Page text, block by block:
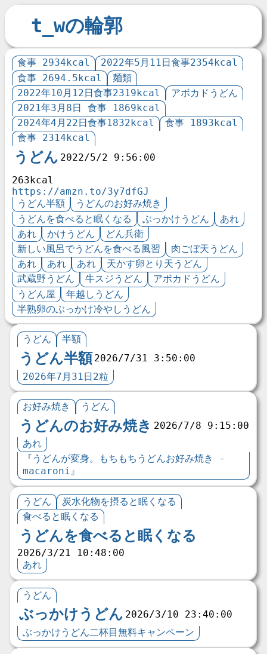
t_wの輪郭
食事 2934kcal
2022年5月11日食事2354kcal
食事 2694.5kcal
麺類
2022年10月12日食事2319kcal
アボカドうどん
2021年3月8日 食事 1869kcal
2024年4月22日食事1832kcal
食事 1893kcal
食事 2314kcal
うどん 2022/5/2 9:56:00
263kcal
https://amzn.to/3y7dfGJ
うどん半額
うどんのお好み焼き
うどんを食べると眠くなる
ぶっかけうどん
あれ
あれ
かけうどん
どん兵衛
新しい風呂でうどんを食べる風習
肉ごぼ天うどん
あれ
あれ あれ
天かす卵とり天うどん
武蔵野うどん
牛スジうどん
アボカドうどん
うどん屋
年越しうどん
半熟卵のぶっかけ冷やしうどん
うどん 半額
うどん半額 2026/7/31 3:50:00
2026年7月31日2粒
お好み焼き うどん
うどんのお好み焼き 2026/7/8 9:15:00
あれ
『うどんが変身。もちもちうどんお好み焼き -
macaroni』
うどん
炭水化物を摂ると眠くなる
食べると眠くなる
うどんを食べると眠くなる
2026/3/21 10:48:00
あれ
うどん
ぶっかけうどん 2026/3/10 23:40:00
ぶっかけうどん二杯目無料キャンペーン